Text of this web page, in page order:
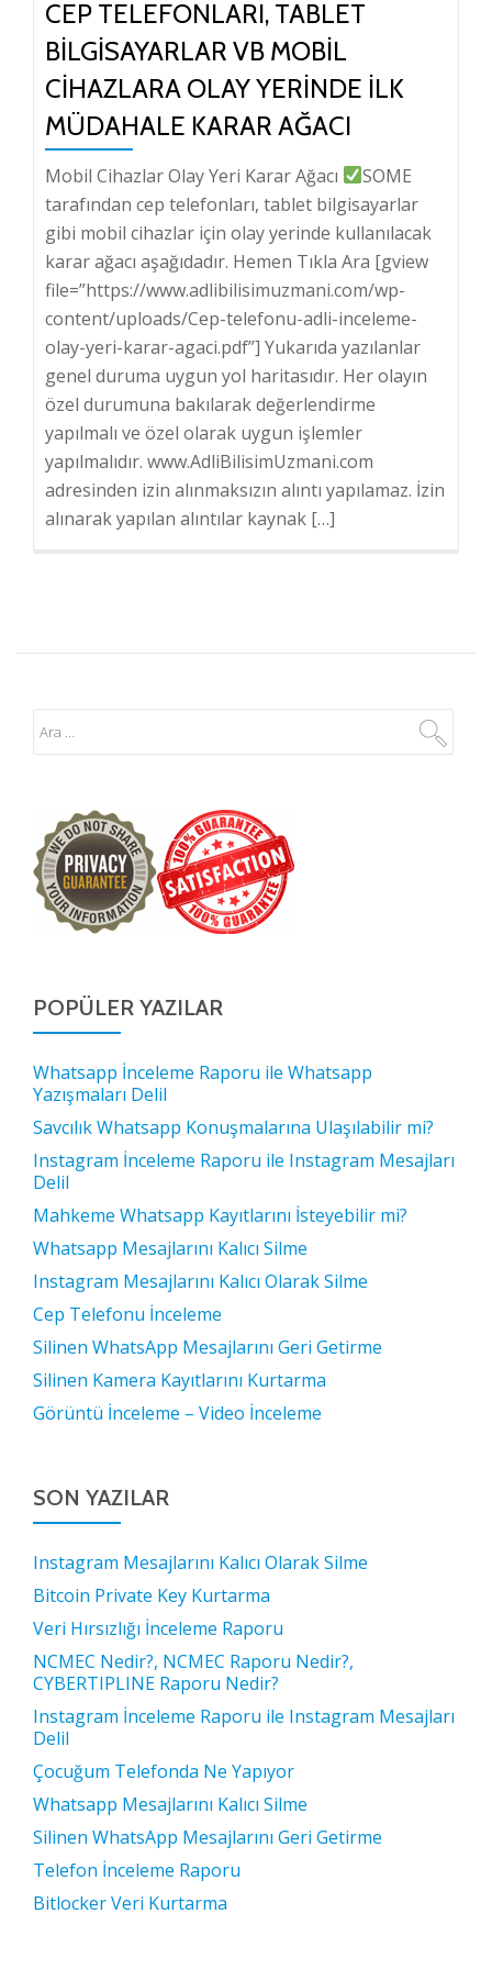
CEP TELEFONLARI, TABLET
BILGISAYARLAR VB MOBIL
CIHAZLARA OLAY YERINDE ILK
MÜDAHALE KARAR AĞACI
Mobil Cihazlar Olay Yeri Karar Ağacı
SOME
tarafından cep telefonları, tablet bilgisayarlar
gibi mobil cihazlar için olay yerinde kullanılacak
karar ağacı aşağıdadır. Hemen Tıkla Ara [gview
file=”https://www.adlibilisimuzmani.com/wp-
content/uploads/Cep-telefonu-adli-inceleme-
olay-yeri-karar-agaci.pdf”] Yukarıda yazılanlar
genel duruma uygun yol haritasıdır. Her olayın
özel durumuna bakılarak değerlendirme
yapılmalı ve özel olarak uygun işlemler
yapılmalıdır. www.AdliBilisimUzmani.com
adresinden izin alınmaksızın alıntı yapılamaz. İzin
alınarak yapılan alıntılar kaynak […]
POPÜLER YAZILAR
Whatsapp İnceleme Raporu ile Whatsapp
Yazışmaları Delil
Savcılık Whatsapp Konuşmalarına Ulaşılabilir mi?
Instagram İnceleme Raporu ile Instagram Mesajları
Delil
Mahkeme Whatsapp Kayıtlarını İsteyebilir mi?
Whatsapp Mesajlarını Kalıcı Silme
Instagram Mesajlarını Kalıcı Olarak Silme
Cep Telefonu İnceleme
Silinen WhatsApp Mesajlarını Geri Getirme
Silinen Kamera Kayıtlarını Kurtarma
Görüntü İnceleme – Video İnceleme
SON YAZILAR
Instagram Mesajlarını Kalıcı Olarak Silme
Bitcoin Private Key Kurtarma
Veri Hırsızlığı İnceleme Raporu
NCMEC Nedir?, NCMEC Raporu Nedir?,
CYBERTIPLINE Raporu Nedir?
Instagram İnceleme Raporu ile Instagram Mesajları
Delil
Çocuğum Telefonda Ne Yapıyor
Whatsapp Mesajlarını Kalıcı Silme
Silinen WhatsApp Mesajlarını Geri Getirme
Telefon İnceleme Raporu
Bitlocker Veri Kurtarma